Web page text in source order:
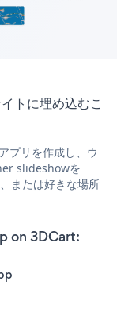
トに埋め込むこ
プリを作成し、ウ
slideshowを
または好きな場所
on 3DCart: